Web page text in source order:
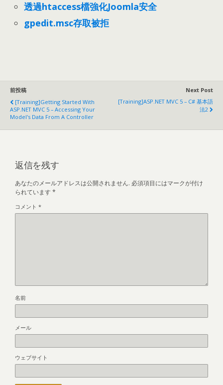
透過htaccess檔強化Joomla安全
gpedit.msc存取被拒
前投稿
[training]Getting Started With
ASP.NET MVC 5 – Accessing Your
Model's Data From A Controller
Next Post
[training]ASP.NET MVC 5 – C# 基本語
法2
返信を残す
あなたのメールアドレスは公開されません. 必須項目にはマークが付け
られています *
コメント *
名前
メール
ウェブサイト